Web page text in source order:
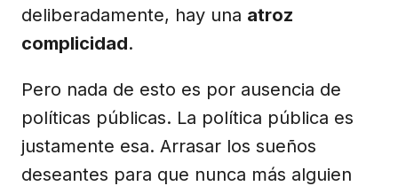
deliberadamente, hay una atroz
complicidad.
Pero nada de esto es por ausencia de
políticas públicas. La política pública es
justamente esa. Arrasar los sueños
deseantes para que nunca más alguien